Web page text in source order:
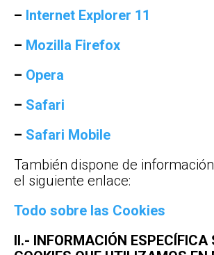
– Internet Explorer 11
– Mozilla Firefox
– Opera
– Safari
– Safari Mobile
También dispone de
el siguiente enlace:
Todo sobre las Cookies
II.- INFORMACIÓN ESPECÍFICA